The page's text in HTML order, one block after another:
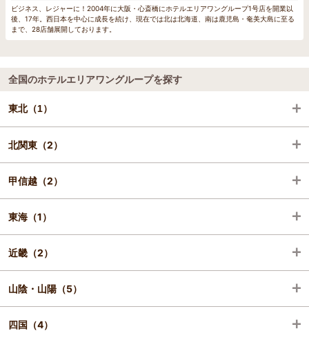
ビジネス、レジャーに！2004年に大阪・心斎橋にホテルエリアワングループ1号店を開業以
後、17年。西日本を中心に成長を続け、現在では北は北海道、南は鹿児島・奄美大島に至る
まで、28店舗展開しております。
全国のホテルエリアワングループを探す
東北（1）
福島（1）
北関東（2）
茨城（2）
甲信越（2）
新潟（2）
東海（1）
三重（1）
近畿（2）
兵庫（2）
山陰・山陽（5）
鳥取（1）
四国（4）